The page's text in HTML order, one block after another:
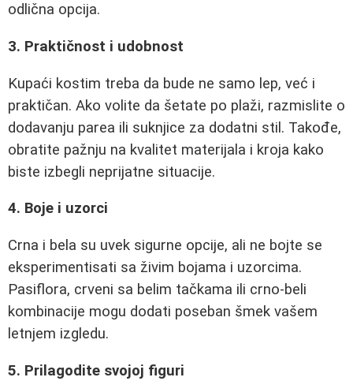
odlična opcija.
3. Praktičnost i udobnost
Kupaći kostim treba da bude ne samo lep, već i
praktičan. Ako volite da šetate po plaži, razmislite o
dodavanju parea ili suknjice za dodatni stil. Takođe,
obratite pažnju na kvalitet materijala i kroja kako
biste izbegli neprijatne situacije.
4. Boje i uzorci
Crna i bela su uvek sigurne opcije, ali ne bojte se
eksperimentisati sa živim bojama i uzorcima.
Pasiflora, crveni sa belim tačkama ili crno-beli
kombinacije mogu dodati poseban šmek vašem
letnjem izgledu.
5. Prilagodite svojoj figuri